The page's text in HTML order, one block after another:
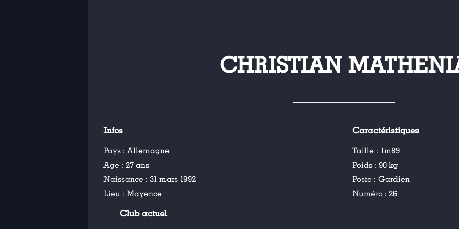
CHRISTIAN
Infos
Pays : Allemagne
Age : 27 ans
Naissance : 31 mars 1992
Lieu : Mayence
Caractéristiques
Taille : 1m89
Poids :90 kg
Poste :Gardien
Numéro :26
Club actuel